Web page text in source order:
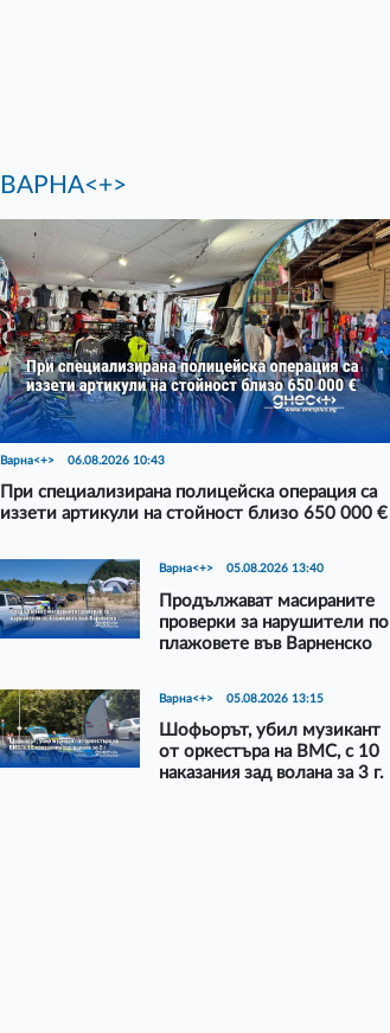
ВАРНА<+>
Варна<+> 06.08.2026 10:43
При специализирана полицейска операция са
иззети артикули на стойност близо 650 000 €
Варна<+> 05.08.2026 13:40
Продължават масираните
проверки за нарушители по
плажовете във Варненско
Варна<+> 05.08.2026 13:15
Шофьорът, убил музикант
от оркестъра на ВМС, с 10
наказания зад волана за 3 г.